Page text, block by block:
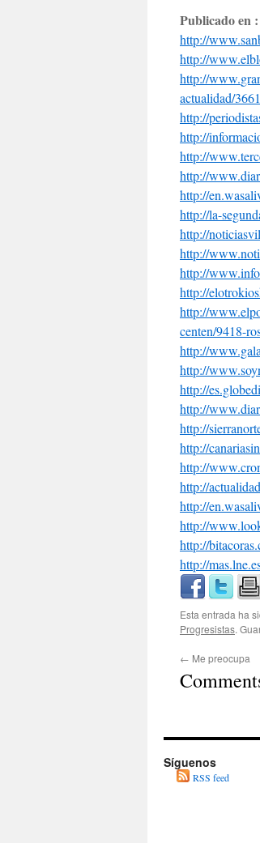
Publicado en :
http://
http://
http://www.
actualidad/
http://
http://
http://
http://
http://
http://la-
http://
http://
http://
http://
http://
centen/9418-
http://
http://
http://
http://
http://
http://
http://
http://
http://
http://
http://
http://
Esta entrada ha
Progresistas.
← Me preocupa
Síguenos
RSS feed